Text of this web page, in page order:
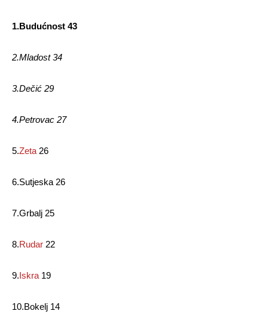
1.Budućnost 43
2.Mladost 34
3.Dečić 29
4.Petrovac 27
5.Zeta 26
6.Sutjeska 26
7.Grbalj 25
8.Rudar 22
9.Iskra 19
10.Bokelj 14